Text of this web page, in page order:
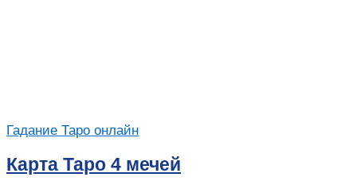
Гадание Таро онлайн
Карта Таро 4 мечей